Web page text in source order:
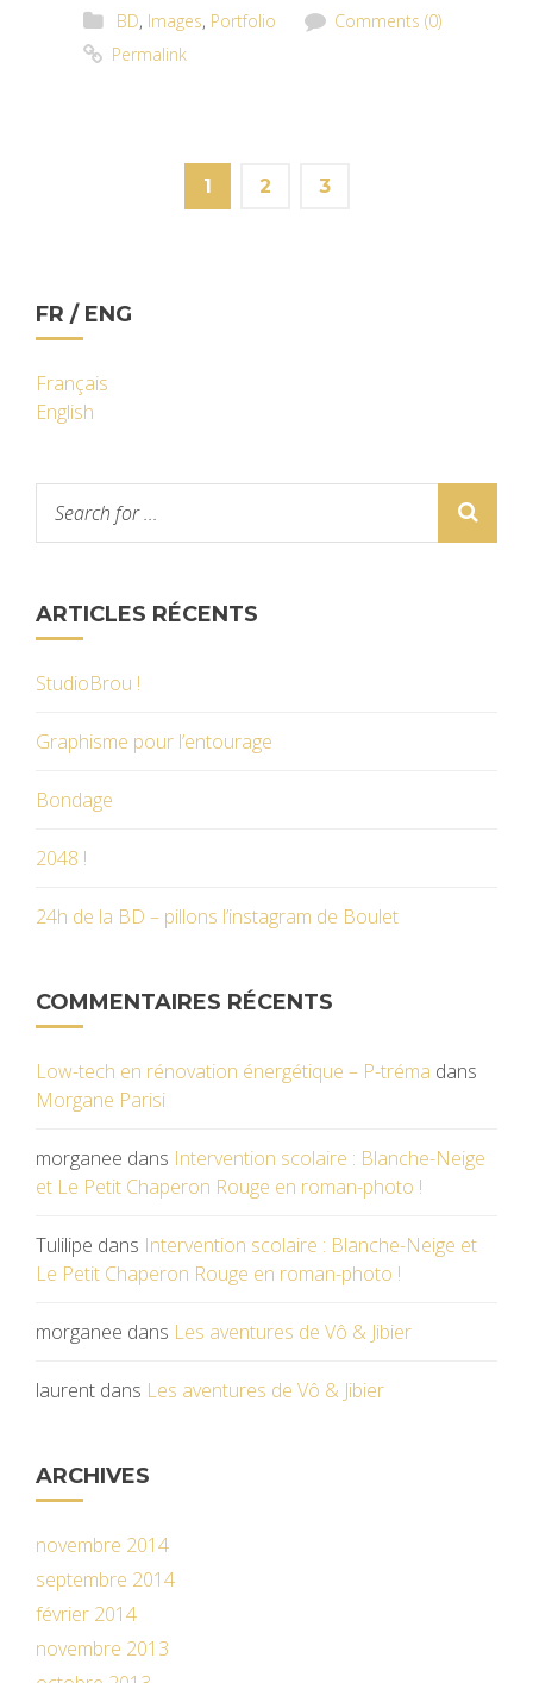
BD, Images, Portfolio
Comments (0)
Permalink
1 2 3
FR / ENG
Français
English
ARTICLES RÉCENTS
StudioBrou !
Graphisme pour l’entourage
Bondage
2048 !
24h de la BD – pillons l’instagram de Boulet
COMMENTAIRES RÉCENTS
Low-tech en rénovation énergétique – P-tréma dans
Morgane Parisi
morganee dans Intervention scolaire : Blanche-Neige
et Le Petit Chaperon Rouge en roman-photo !
Tulilipe dans Intervention scolaire : Blanche-Neige et
Le Petit Chaperon Rouge en roman-photo !
morganee dans Les aventures de Vô & Jibier
laurent dans Les aventures de Vô & Jibier
ARCHIVES
novembre 2014
septembre 2014
février 2014
novembre 2013